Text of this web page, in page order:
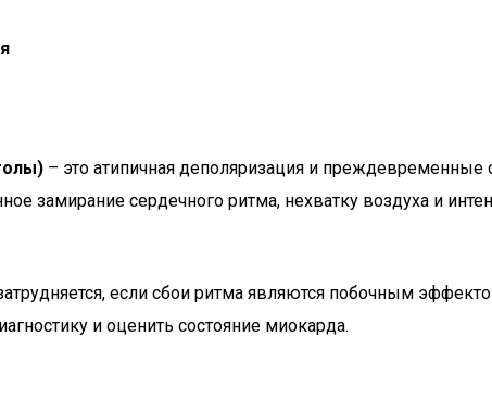
– это атипичная деполяризация и
замирание сердечного ритма, нехватку воздуха и
если сбои ритма являются побочным
и оценить состояние миокарда.